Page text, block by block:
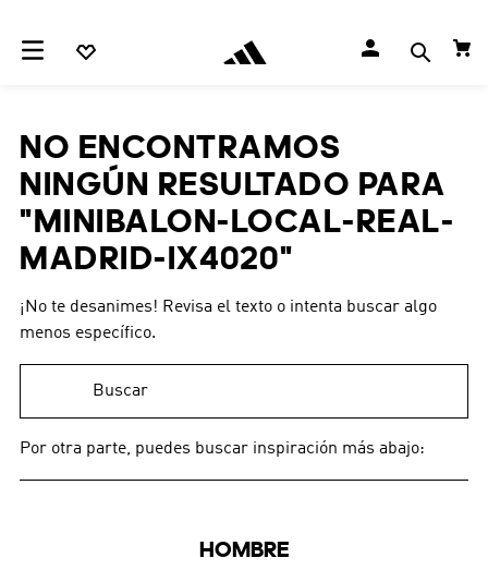
NO ENCONTRAMOS
NINGÚN RESULTADO PARA
"MINIBALON-LOCAL-REAL-
MADRID-IX4020"
¡No te desanimes! Revisa el texto o intenta buscar algo
menos específico.
Por otra parte, puedes buscar inspiración más abajo:
HOMBRE